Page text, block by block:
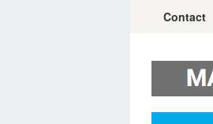
Contact